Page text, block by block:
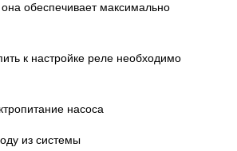
обеспечивает максимально
к настройке реле необходимо
насоса
из системы